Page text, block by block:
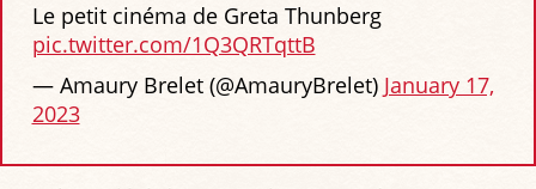
Le petit cinéma de Greta Thunberg
pic.twitter.com/1Q3QRTqttB
— Amaury Brelet (@AmauryBrelet) January 17,
2023